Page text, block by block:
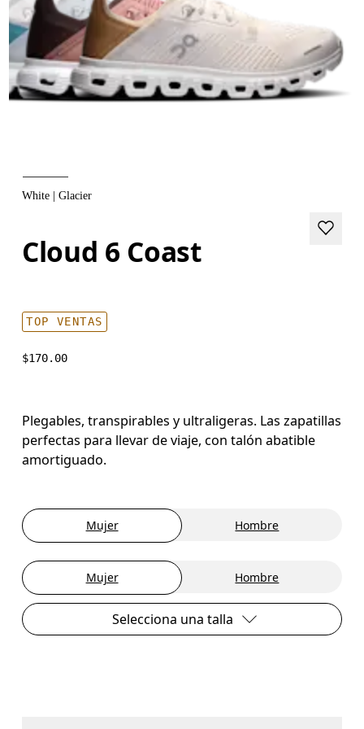
White | Glacier
Cloud 6 Coast
TOP VENTAS
$170.00
Plegables, transpirables y ultraligeras. Las zapatillas
perfectas para llevar de viaje, con talón abatible
amortiguado.
Mujer Hombre
Mujer Hombre
Selecciona una talla